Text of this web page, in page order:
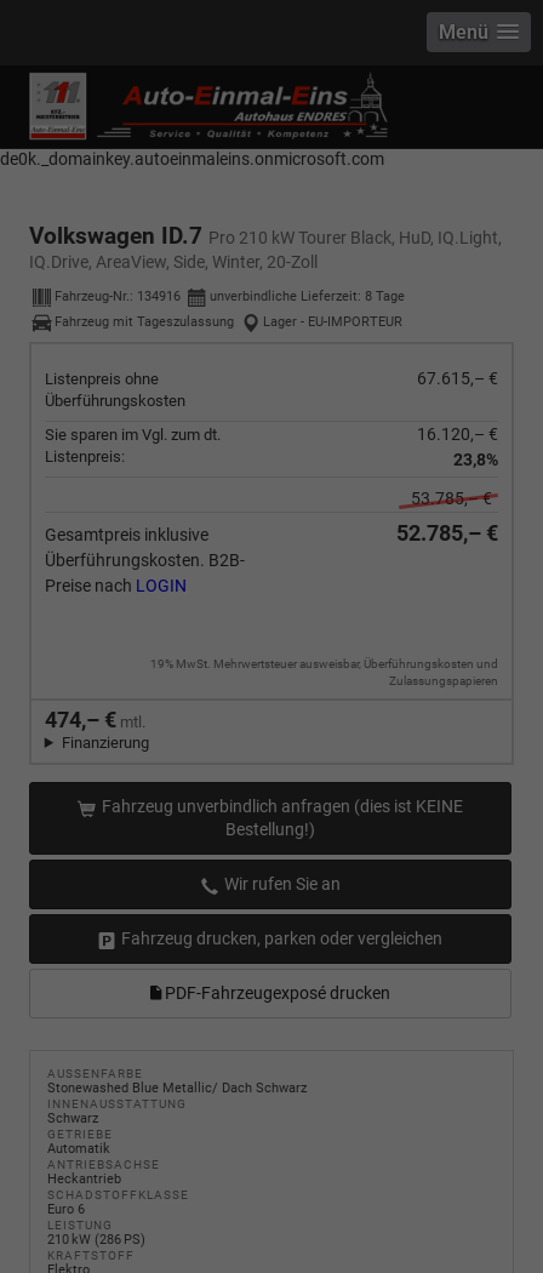
------------ Host Name : selector1._domainkey Points to address or value:
selector1-aee-de0k._domainkey.autoeinmaleins.onmicrosoft.com Host
Name : selector2._domainkey Points to address or value: selector2-aee-
de0k._domainkey.autoeinmaleins.onmicrosoft.com
Menü
Volkswagen ID.7 Pro 210 kW Tourer Black, HuD, IQ.Light,
IQ.Drive, AreaView, Side, Winter, 20-Zoll
Fahrzeug-Nr.: 134916 unverbindliche Lieferzeit: 8 Tage
Fahrzeug mit Tageszulassung
Lager - EU-IMPORTEUR
Listenpreis ohne
Überführungskosten
67.615,– €
Sie sparen im Vgl. zum dt.
Listenpreis:
16.120,– €
23,8%
53.785,– €
Gesamtpreis inklusive
Überführungskosten. B2B-
Preise nach LOGIN
52.785,– €
19% MwSt. Mehrwertsteuer ausweisbar, Überführungskosten und
Zulassungspapieren
474,– € mtl.
Finanzierung
Fahrzeug unverbindlich anfragen (dies ist KEINE
Bestellung!)
Wir rufen Sie an
Fahrzeug drucken, parken oder vergleichen
PDF-Fahrzeugexposé drucken
AUSSENFARBE
Stonewashed Blue Metallic/ Dach Schwarz
INNENAUSSTATTUNG
Schwarz
GETRIEBE
Automatik
ANTRIEBSACHSE
Heckantrieb
SCHADSTOFFKLASSE
Euro 6
LEISTUNG
210 kW (286 PS)
KRAFTSTOFF